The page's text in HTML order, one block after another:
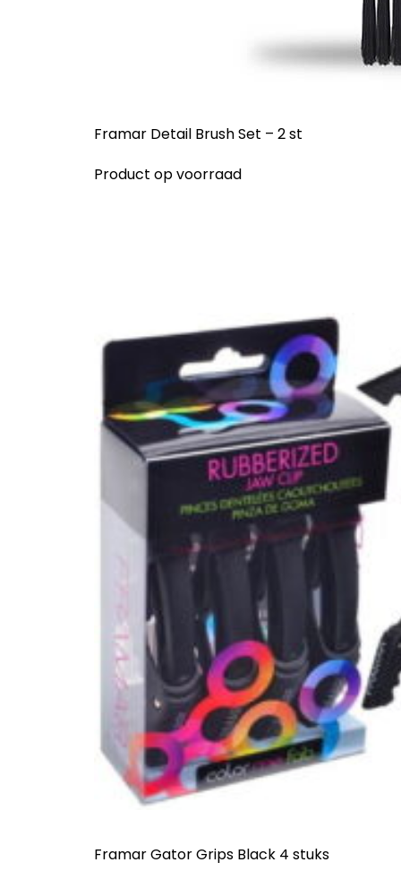
Framar Detail Brush Set – 2 st
Product op voorraad
Framar Gator Grips Black 4 stuks